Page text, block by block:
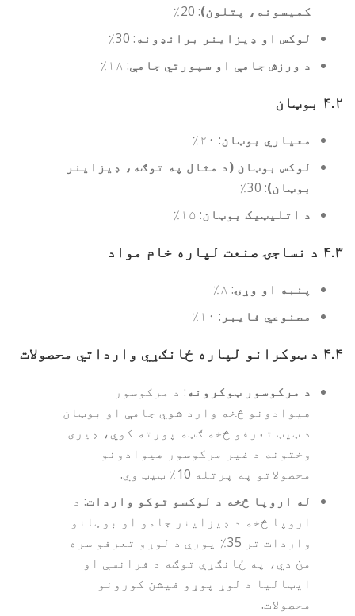
کمیسونه، پتلون): 20٪
لوکس او ډیزاینر برانډونه: 30٪
د ورزش جامې او سپورتي جامې: ۱۸٪
۴.۲ بوټان
معیاري بوټان: ۲۰٪
لوکس بوټان (د مثال په توګه، ډیزاینر
بوټان): 30٪
د اتلیټیک بوټان: ۱۵٪
۴.۳ د نساجۍ صنعت لپاره خام مواد
پنبه او وړۍ: ۸٪
مصنوعي فایبر : ۱۰٪
۴.۴ د ټوکرانو لپاره ځانګړي وارداتي محصولات
د مرکوسور ټوکرونه: د مرکوسور
هیوادونو څخه وارد شوي جامې او بوټان
د ټیټ تعرفو څخه ګټه پورته کوي، ډیری
وختونه د غیر مرکوسور هیوادونو
محصولاتو په پرتله 10٪ ټیټ وي.
له اروپا څخه د لوکسو توکو واردات: د
اروپا څخه د ډیزاینر جامو او بوټانو
واردات تر 35٪ پورې د لوړو تعرفو سره
مخ دي، په ځانګړې توګه د فرانسې او
ایټالیا د لوړ پوړو فیشن کورونو
محصولات.